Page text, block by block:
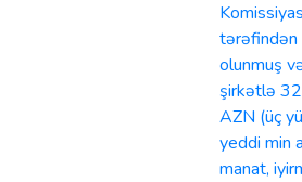
tərəfindən
olunmuş
şirkətlə
AZN (üç
yeddi min
manat,